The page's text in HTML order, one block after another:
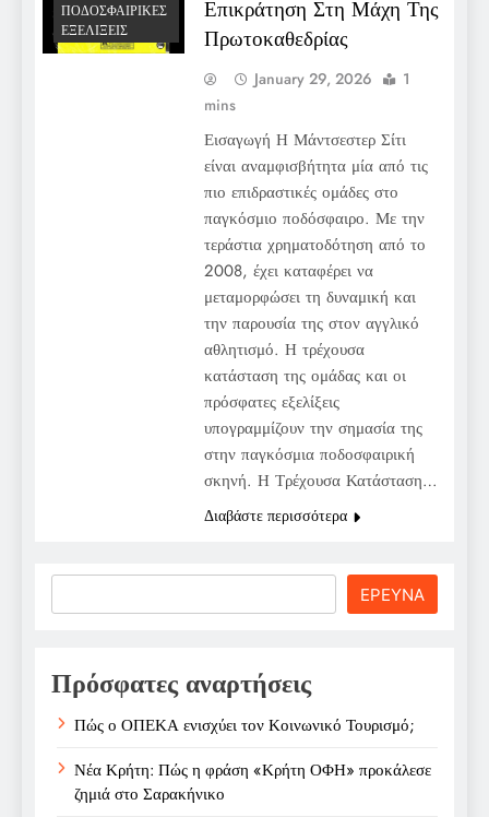
ΠΟΔΟΣΦΑΙΡΙΚΈΣ
ΕΞΕΛΊΞΕΙΣ
Επικράτηση Στη Μάχη Της
Πρωτοκαθεδρίας
January 29, 2026
1
mins
Εισαγωγή Η Μάντσεστερ Σίτι
είναι αναμφισβήτητα μία από τις
πιο επιδραστικές ομάδες στο
παγκόσμιο ποδόσφαιρο. Με την
τεράστια χρηματοδότηση από το
2008, έχει καταφέρει να
μεταμορφώσει τη δυναμική και
την παρουσία της στον αγγλικό
αθλητισμό. Η τρέχουσα
κατάσταση της ομάδας και οι
πρόσφατες εξελίξεις
υπογραμμίζουν την σημασία της
στην παγκόσμια ποδοσφαιρική
σκηνή. Η Τρέχουσα Κατάσταση…
Διαβάστε περισσότερα
ΕΡΕΥΝΑ
Πρόσφατες αναρτήσεις
Πώς ο ΟΠΕΚΑ ενισχύει τον Κοινωνικό Τουρισμό;
Νέα Κρήτη: Πώς η φράση «Κρήτη ΟΦΗ» προκάλεσε
ζημιά στο Σαρακήνικο